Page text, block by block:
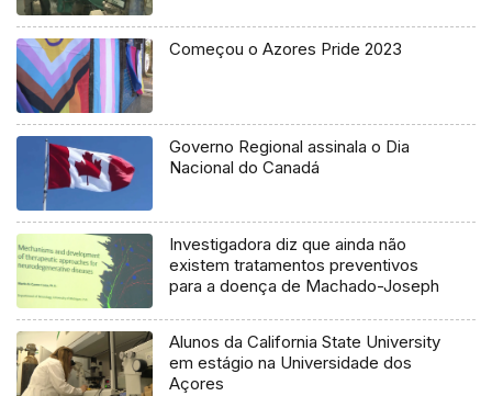
Começou o Azores Pride 2023
Governo Regional assinala o Dia
Nacional do Canadá
Investigadora diz que ainda não
existem tratamentos preventivos
para a doença de Machado-Joseph
Alunos da California State University
em estágio na Universidade dos
Açores